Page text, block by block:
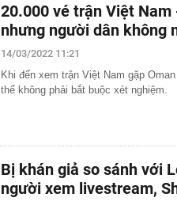
20.000 vé trận Việt
nhưng người dân không
14/03/2022 11:21
Khi đến xem trận Việt Nam gặp
thể không phải bắt buộc xét nghiệm.
Bị khán giả so sánh với
người xem livestream,